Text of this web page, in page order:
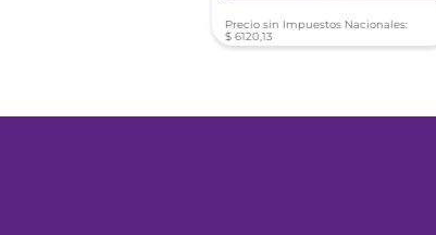
Precio sin Impuestos Nacionales:
$ 6120,13